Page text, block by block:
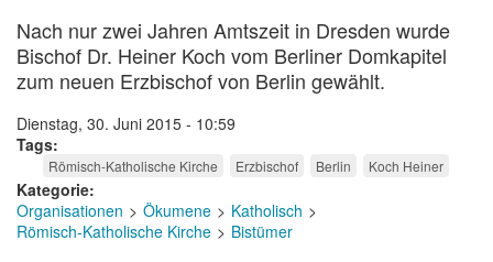
Nach nur zwei Jahren Amtszeit in Dresden wurde
Bischof Dr. Heiner Koch vom Berliner Domkapitel
zum neuen Erzbischof von Berlin gewählt.
Dienstag, 30. Juni 2015 - 10:59
Tags
Römisch-Katholische Kirche Erzbischof Berlin Koch Heiner
Kategorie
Organisationen
Ökumene
Katholisch
Römisch-Katholische Kirche
Bistümer